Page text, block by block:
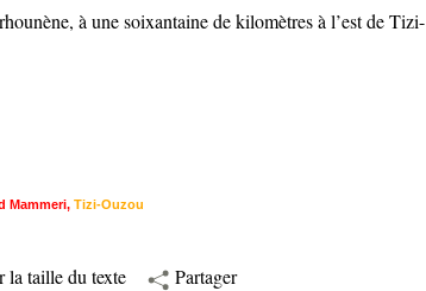
à une soixantaine de kilomètres à l’est de Tizi-
Mammeri, Tizi-Ouzou
la taille du texte Partager